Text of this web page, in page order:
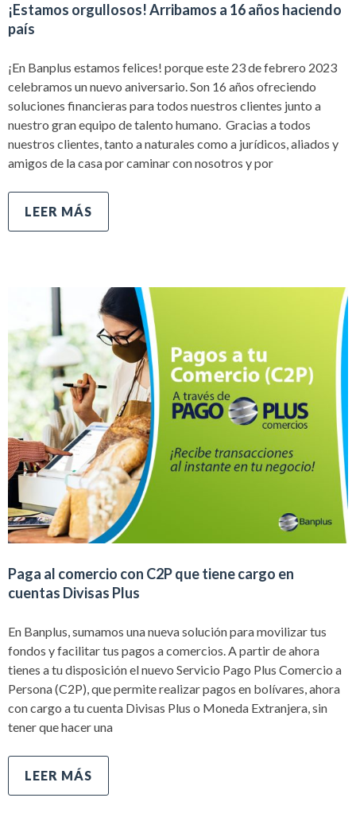
¡Estamos orgullosos! Arribamos a 16 años haciendo
país
¡En Banplus estamos felices! porque este 23 de febrero 2023
celebramos un nuevo aniversario. Son 16 años ofreciendo
soluciones financieras para todos nuestros clientes junto a
nuestro gran equipo de talento humano. Gracias a todos
nuestros clientes, tanto a naturales como a jurídicos, aliados y
amigos de la casa por caminar con nosotros y por
LEER MÁS
Paga al comercio con C2P que tiene cargo en
cuentas Divisas Plus
En Banplus, sumamos una nueva solución para movilizar tus
fondos y facilitar tus pagos a comercios. A partir de ahora
tienes a tu disposición el nuevo Servicio Pago Plus Comercio a
Persona (C2P), que permite realizar pagos en bolívares, ahora
con cargo a tu cuenta Divisas Plus o Moneda Extranjera, sin
tener que hacer una
LEER MÁS